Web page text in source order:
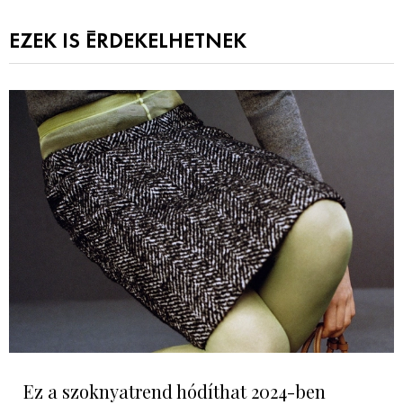
EZEK IS ÉRDEKELHETNEK
Ez a szoknyatrend hódíthat 2024-ben